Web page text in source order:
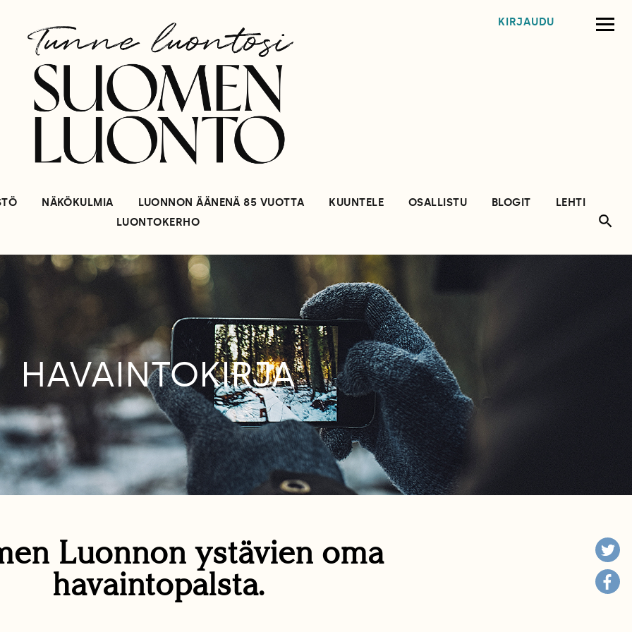
KIRJAUDU
NÄKÖKULMIA LUONNON ÄÄNENÄ 85 VUOTTA KUUNTELE OSALLISTU BLOGIT
LEHTI
LUONTOKERHO
HAVAINTOKIRJA
Luonnon ystävien oma
havaintopalsta.